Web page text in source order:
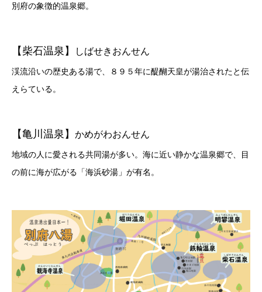
別府の象徴的温泉郷。
【柴石温泉】 しばせきおんせん
渓流沿いの歴史ある湯で、８９５年に醍醐天皇が湯治されたと伝
えらている。
【亀川温泉】 かめがわおんせん
地域の人に愛される共同湯が多い。海に近い静かな温泉郷で、目
の前に海が広がる「海浜砂湯」が有名。